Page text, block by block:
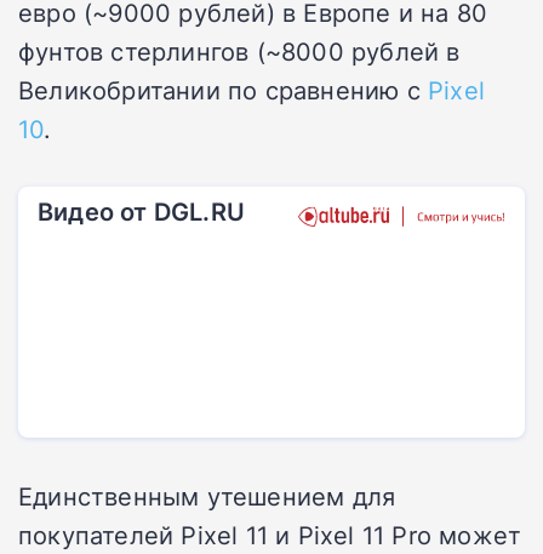
евро (~9000 рублей) в Европе и на 80
фунтов стерлингов (~8000 рублей в
Великобритании по сравнению с Pixel
10.
Видео от DGL.RU
Единственным утешением для
покупателей Pixel 11 и Pixel 11 Pro может